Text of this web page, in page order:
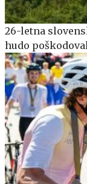
26-letna
hudo